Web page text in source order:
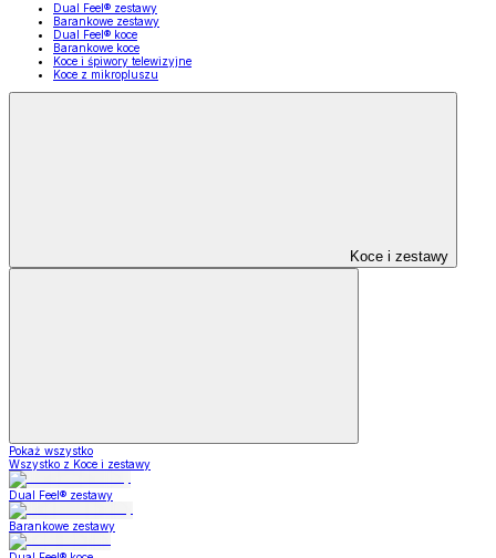
Dual Feel® zestawy
Barankowe zestawy
Dual Feel® koce
Barankowe koce
Koce i śpiwory telewizyjne
Koce z mikropluszu
Koce i zestawy
Pokaż wszystko
Wszystko z Koce i zestawy
Dual Feel® zestawy
Barankowe zestawy